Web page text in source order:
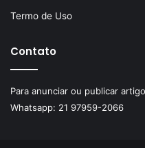
Termo de Uso
Contato
Para anunciar ou publicar
Whatsapp: 21 97959-2066